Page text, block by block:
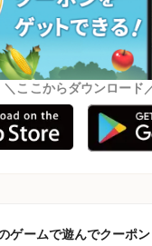
＼ここからダウンロード
ゲームで遊んでクーポン